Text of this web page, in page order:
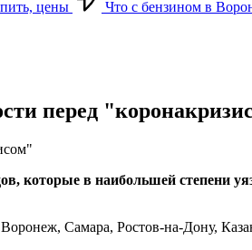
цены Что с бензином в
перед
которые в наибольшей
Самара, Ростов-на-Дону,